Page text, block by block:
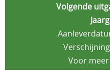
Volgende
Voor